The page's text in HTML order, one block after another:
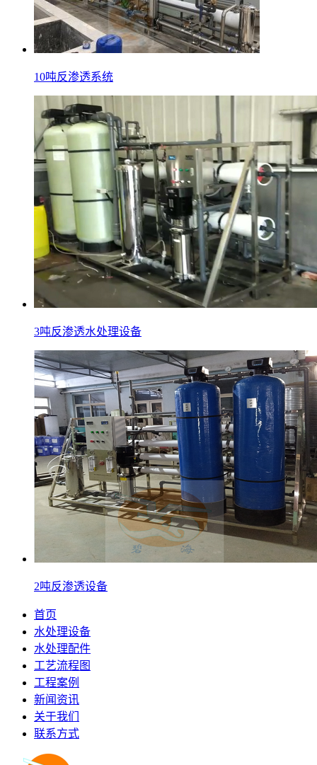
10吨反渗透系统
3吨反渗透水处理设备
2吨反渗透设备
首页
水处理设备
水处理配件
工艺流程图
工程案例
新闻资讯
关于我们
联系方式